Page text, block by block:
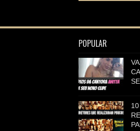
POPULAR